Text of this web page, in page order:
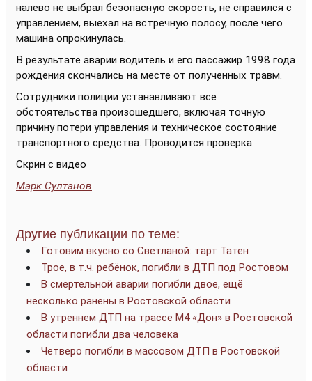
налево не выбрал безопасную скорость, не справился с
управлением, выехал на встречную полосу, после чего
машина опрокинулась.
В результате аварии водитель и его пассажир 1998 года
рождения скончались на месте от полученных травм.
Сотрудники полиции устанавливают все
обстоятельства произошедшего, включая точную
причину потери управления и техническое состояние
транспортного средства. Проводится проверка.
Скрин с видео
Марк Султанов
Другие публикации по теме:
Готовим вкусно со Светланой: тарт Татен
Трое, в т.ч. ребёнок, погибли в ДТП под Ростовом
В смертельной аварии погибли двое, ещё
несколько ранены в Ростовской области
В утреннем ДТП на трассе М4 «Дон» в Ростовской
области погибли два человека
Четверо погибли в массовом ДТП в Ростовской
области